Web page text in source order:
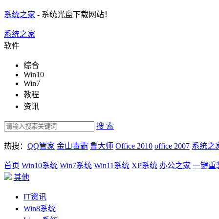
系统之家 - 系统光盘下载网站！
系统之家
软件
综合
Win10
Win7
教程
资讯
搜 索
热搜： QQ管家 金山毒霸 鲁大师 Office 2010 office 2007 系统之
首页 Win10系统 Win7系统 Win11系统 XP系统 办公之家 一键重
其他
IT资讯
Win8系统